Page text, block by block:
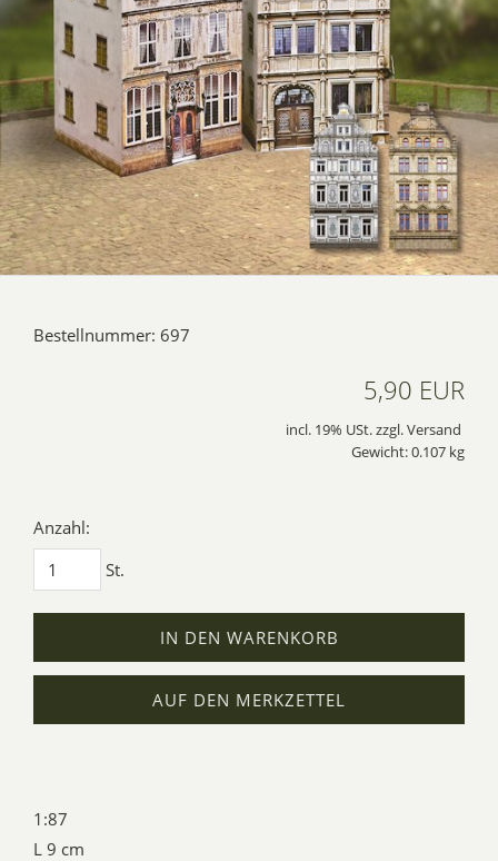
Bestellnummer: 697
5,90 EUR
incl. 19% USt. zzgl. Versand
Gewicht: 0.107 kg
Anzahl:
St.
IN DEN WARENKORB
AUF DEN MERKZETTEL
1:87
L 9 cm